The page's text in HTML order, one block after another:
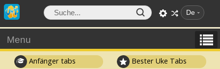
De
Menu
Anfänger tabs Bester Uke Tabs